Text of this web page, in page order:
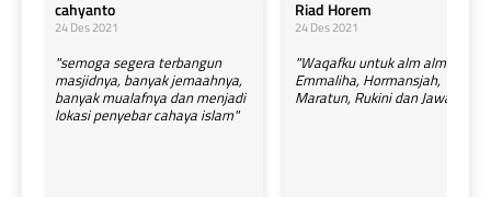
cahyanto
24 Des 2021
"semoga segera terbangun
masjidnya, banyak jemaahnya,
banyak mualafnya dan menjadi
lokasi penyebar cahaya islam"
24 Des 2021
"Waqafku untuk alm almh
Emmaliha, Hormansjah,
Maratun, Rukini dan Jawahir "